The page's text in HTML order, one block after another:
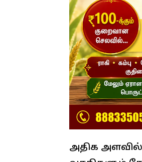
அதிக